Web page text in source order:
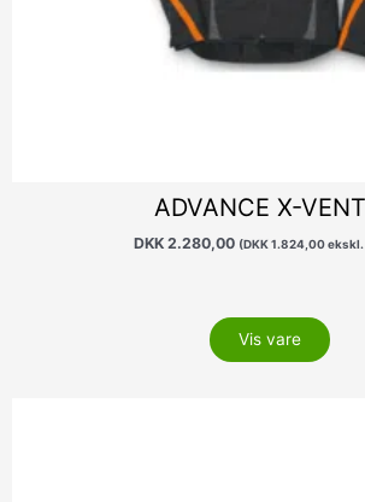
ADVANCE X-
DKK2.280,00 (DKK1.824,00ekskl.
Vis vare